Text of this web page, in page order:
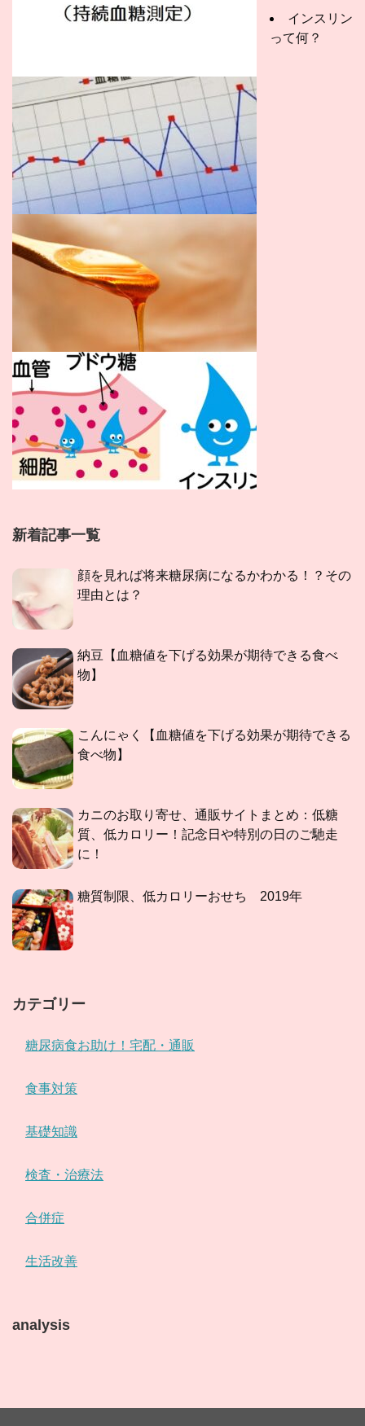
インスリン
って何？
新着記事一覧
顔を見れば将来糖尿病になるかわかる！？その
理由とは？
納豆【血糖値を下げる効果が期待できる食べ
物】
こんにゃく【血糖値を下げる効果が期待できる
食べ物】
カニのお取り寄せ、通販サイトまとめ：低糖
質、低カロリー！記念日や特別の日のご馳走
に！
糖質制限、低カロリーおせち 2019年
カテゴリー
糖尿病食お助け！宅配・通販
食事対策
基礎知識
検査・治療法
合併症
生活改善
analysis